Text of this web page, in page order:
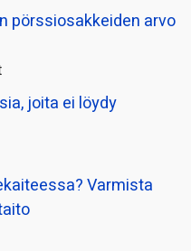
pörssi­osakkeiden arvo
joita ei löydy
Varmista